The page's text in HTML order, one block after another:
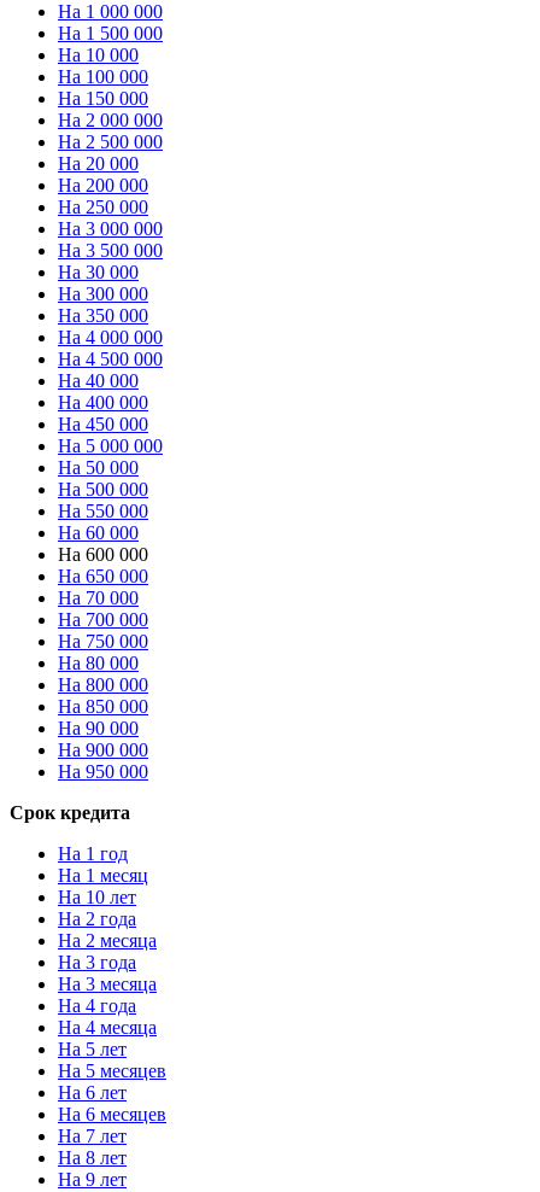
На 1 000 000
На 1 500 000
На 10 000
На 100 000
На 150 000
На 2 000 000
На 2 500 000
На 20 000
На 200 000
На 250 000
На 3 000 000
На 3 500 000
На 30 000
На 300 000
На 350 000
На 4 000 000
На 4 500 000
На 40 000
На 400 000
На 450 000
На 5 000 000
На 50 000
На 500 000
На 550 000
На 60 000
На 600 000
На 650 000
На 70 000
На 700 000
На 750 000
На 80 000
На 800 000
На 850 000
На 90 000
На 900 000
На 950 000
Срок кредита
На 1 год
На 1 месяц
На 10 лет
На 2 года
На 2 месяца
На 3 года
На 3 месяца
На 4 года
На 4 месяца
На 5 лет
На 5 месяцев
На 6 лет
На 6 месяцев
На 7 лет
На 8 лет
На 9 лет